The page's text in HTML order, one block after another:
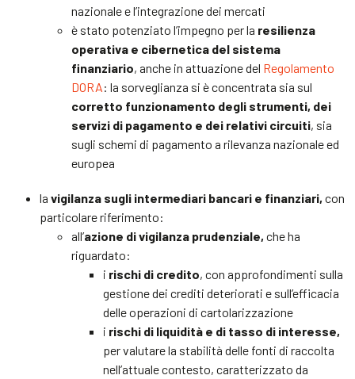
nazionale e l’integrazione dei mercati
è stato potenziato l’impegno per la resilienza
operativa e cibernetica del sistema
finanziario, anche in attuazione del Regolamento
DORA: la sorveglianza si è concentrata sia sul
corretto funzionamento degli strumenti, dei
servizi di pagamento e dei relativi circuiti, sia
sugli schemi di pagamento a rilevanza nazionale ed
europea
la vigilanza sugli intermediari bancari e finanziari, con
particolare riferimento:
all’azione di vigilanza prudenziale, che ha
riguardato:
i rischi di credito, con approfondimenti sulla
gestione dei crediti deteriorati e sull’efficacia
delle operazioni di cartolarizzazione
i rischi di liquidità e di tasso di interesse,
per valutare la stabilità delle fonti di raccolta
nell’attuale contesto, caratterizzato da